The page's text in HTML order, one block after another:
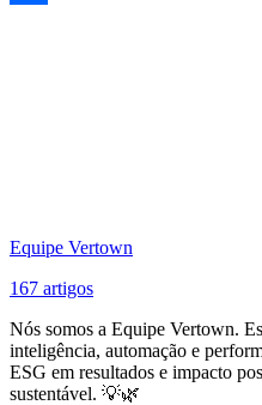
Equipe Vertown
167 artigos
Nós somos a Equipe Vertown.
inteligência, automação e
ESG em resultados e impacto
sustentável. 💡🌿